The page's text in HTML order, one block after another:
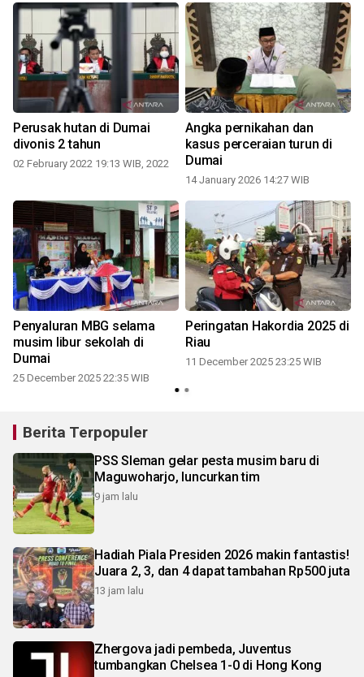
Perusak hutan di Dumai
divonis 2 tahun
02 February 2022 19:13 WIB, 2022
Angka pernikahan dan
kasus perceraian turun di
Dumai
14 January 2026 14:27 WIB
Penyaluran MBG selama
musim libur sekolah di
Dumai
25 December 2025 22:35 WIB
Peringatan Hakordia 2025 di
Riau
11 December 2025 23:25 WIB
Berita Terpopuler
PSS Sleman gelar pesta musim baru di
Maguwoharjo, luncurkan tim
9 jam lalu
Hadiah Piala Presiden 2026 makin fantastis!
Juara 2, 3, dan 4 dapat tambahan Rp500 juta
13 jam lalu
Zhergova jadi pembeda, Juventus
tumbangkan Chelsea 1-0 di Hong Kong